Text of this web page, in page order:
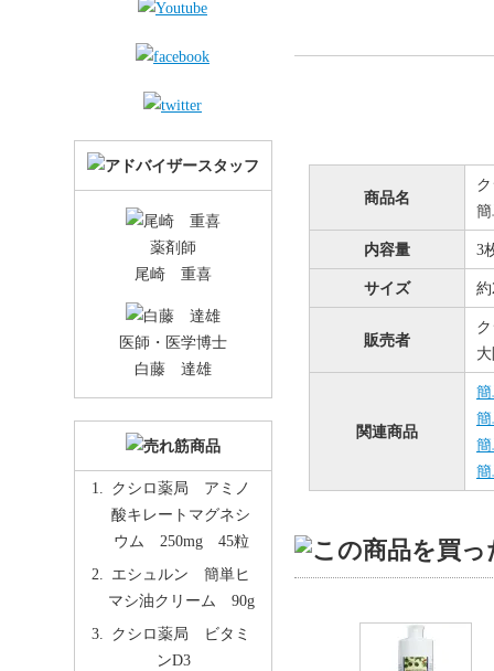
商品名
内容量 3
サイズ 約
販売者
関連商品
薬剤師
尾崎 重喜
医師・医学博士
白藤 達雄
クシロ薬局 アミノ
酸キレートマグネシ
ウム 250mg 45粒
エシュルン 簡単ヒ
マシ油クリーム 90g
クシロ薬局 ビタミ
ンD3